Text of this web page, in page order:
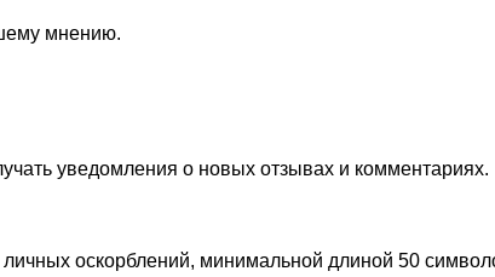
мнению.
уведомления о новых отзывах и комментариях.
оскорблений, минимальной длиной 50